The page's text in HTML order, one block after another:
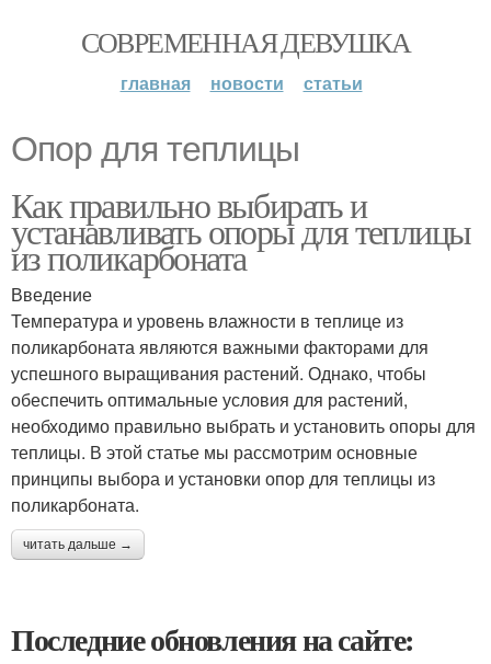
СОВРЕМЕННАЯ ДЕВУШКА
главная новости статьи
Опор для теплицы
Как правильно выбирать и
устанавливать опоры для теплицы
из поликарбоната
Введение
Температура и уровень влажности в теплице из
поликарбоната являются важными факторами для
успешного выращивания растений. Однако, чтобы
обеспечить оптимальные условия для растений,
необходимо правильно выбрать и установить опоры для
теплицы. В этой статье мы рассмотрим основные
принципы выбора и установки опор для теплицы из
поликарбоната.
читать дальше →
Последние обновления на сайте: